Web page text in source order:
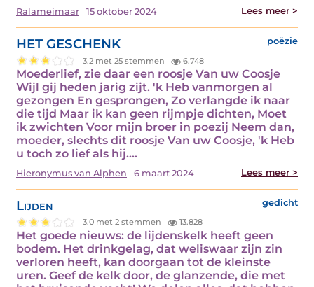
Ralameimaar 15 oktober 2024 Lees meer >
HET GESCHENK poëzie
3.2 met 25 stemmen 6.748
Moederlief, zie daar een roosje Van uw Coosje
Wijl gij heden jarig zijt. 'k Heb vanmorgen al
gezongen En gesprongen, Zo verlangde ik naar
die tijd Maar ik kan geen rijmpje dichten, Moet
ik zwichten Voor mijn broer in poezij Neem dan,
moeder, slechts dit roosje Van uw Coosje, 'k Heb
u toch zo lief als hij.…
Hieronymus van Alphen 6 maart 2024 Lees meer >
Lijden gedicht
3.0 met 2 stemmen 13.828
Het goede nieuws: de lijdenskelk heeft geen
bodem. Het drinkgelag, dat weliswaar zijn zin
verloren heeft, kan doorgaan tot de kleinste
uren. Geef de kelk door, de glanzende, die met